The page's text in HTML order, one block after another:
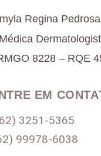
Regina
Médica
8228 – RQE
EM
3251-5365
99978-6038